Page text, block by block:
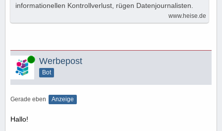
informationellen Kontrollverlust, rügen Datenjournalisten.
www.heise.de
Online Werbepost
Bot
Gerade eben Anzeige
Hallo!